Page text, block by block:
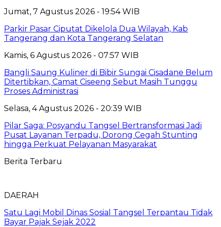
Jumat, 7 Agustus 2026 - 19:54 WIB
Parkir Pasar Ciputat Dikelola Dua Wilayah, Kab
Tangerang dan Kota Tangerang Selatan
Kamis, 6 Agustus 2026 - 07:57 WIB
Bangli Saung Kuliner di Bibir Sungai Cisadane Belum
Ditertibkan, Camat Ciseeng Sebut Masih Tunggu
Proses Administrasi
Selasa, 4 Agustus 2026 - 20:39 WIB
Pilar Saga: Posyandu Tangsel Bertransformasi Jadi
Pusat Layanan Terpadu, Dorong Cegah Stunting
hingga Perkuat Pelayanan Masyarakat
Berita Terbaru
DAERAH
Satu Lagi Mobil Dinas Sosial Tangsel Terpantau Tidak
Bayar Pajak Sejak 2022